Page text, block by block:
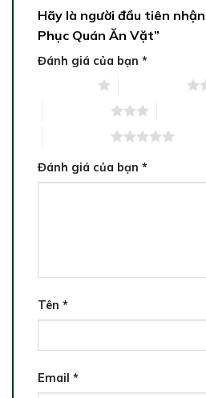
Hãy là người đầu tiên
Phục Quán Ăn Vặt”
Đánh giá của bạn *
Đánh giá của bạn *
Tên *
Email *